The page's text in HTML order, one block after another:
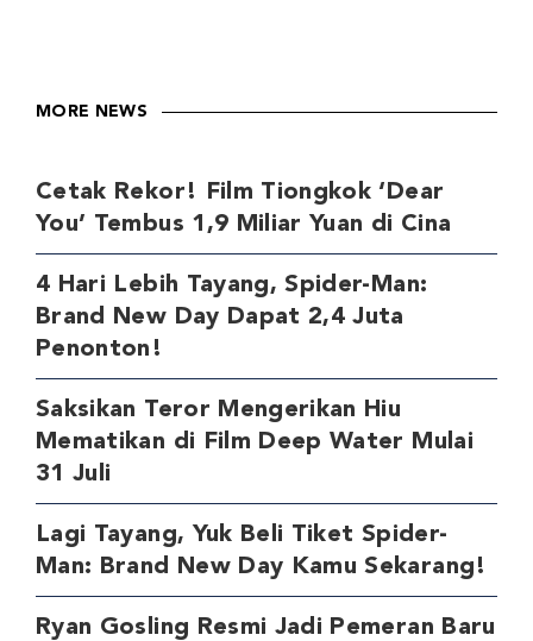
MORE NEWS
Cetak Rekor! Film Tiongkok ‘Dear
You’ Tembus 1,9 Miliar Yuan di Cina
4 Hari Lebih Tayang, Spider-Man:
Brand New Day Dapat 2,4 Juta
Penonton!
Saksikan Teror Mengerikan Hiu
Mematikan di Film Deep Water Mulai
31 Juli
Lagi Tayang, Yuk Beli Tiket Spider-
Man: Brand New Day Kamu Sekarang!
Ryan Gosling Resmi Jadi Pemeran Baru